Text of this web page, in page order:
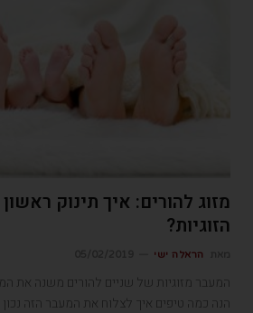
מזוג להורים: איך תינוק
הזוגיות?
הראלה ישי
המעבר מזוגיות של שניים להורים משנה את
הנה כמה טיפים איך לצלוח את המעבר הזה נכון